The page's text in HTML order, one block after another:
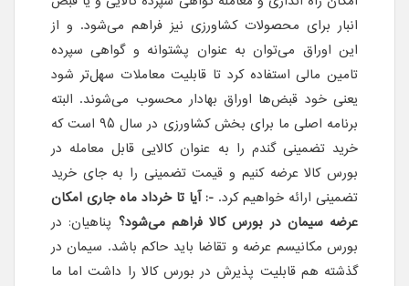
انبار برای محصولات کشاورزی نیز فراهم می‌شود. و از
این اوراق می‌توان به عنوان پشتوانه و گواهی سپرده
تامین مالی استفاده کرد تا قابلیت معاملات سهل‌تر شود
یعنی خود قبض‌ها اوراق بهادار محسوب می‌شوند. البته
برنامه اصلی ما برای بخش کشاورزی در سال ۹۵ است که
خرید تضمینی گندم را به عنوان کالایی قابل معامله در
بورس کالا عرضه کنیم و قیمت تضمینی را به جای خرید
تضمینی ارائه خواهیم کرد. -: آیا تا خرداد ماه جاری امکان
عرضه سیمان در بورس کالا فراهم می‌شود؟ پناهیان: در
بورس مکانیسم عرضه و تقاضا باید حاکم باشد. سیمان در
گذشته هم قابلیت پذیرش در بورس کالا را داشت اما ما